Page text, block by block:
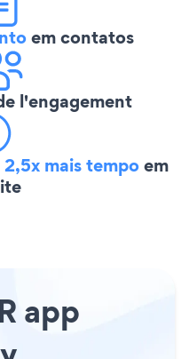
em contatos
l'engagement
2,5x mais tempoem
app